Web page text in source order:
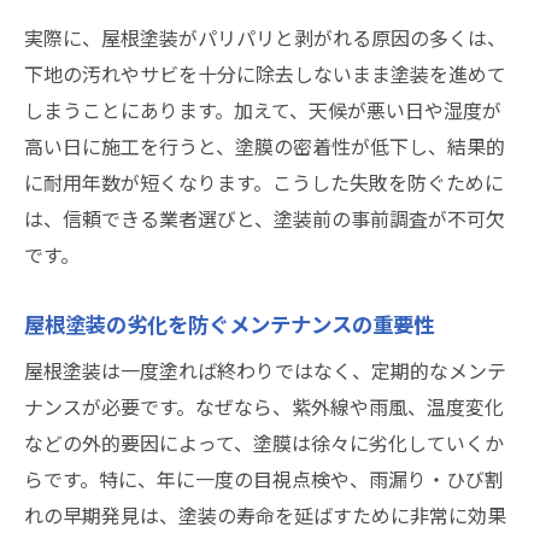
実際に、屋根塗装がパリパリと剥がれる原因の多くは、
下地の汚れやサビを十分に除去しないまま塗装を進めて
しまうことにあります。加えて、天候が悪い日や湿度が
高い日に施工を行うと、塗膜の密着性が低下し、結果的
に耐用年数が短くなります。こうした失敗を防ぐために
は、信頼できる業者選びと、塗装前の事前調査が不可欠
です。
屋根塗装の劣化を防ぐメンテナンスの重要性
屋根塗装は一度塗れば終わりではなく、定期的なメンテ
ナンスが必要です。なぜなら、紫外線や雨風、温度変化
などの外的要因によって、塗膜は徐々に劣化していくか
らです。特に、年に一度の目視点検や、雨漏り・ひび割
れの早期発見は、塗装の寿命を延ばすために非常に効果